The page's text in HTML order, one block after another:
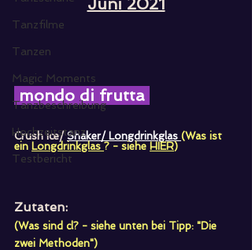
Tanzfilme
Tanzen
Magic Moments
Tanzbeschreibung
Hochzeitstanz
Testbericht
Juni 2021
mondo di frutta
Crush ice/ Shaker/ Longdrinkglas (Was ist
ein Longdrinkglas ? - siehe HIER)
Zutaten:
(Was sind cl? - siehe unten bei Tipp: "Die
zwei Methoden")